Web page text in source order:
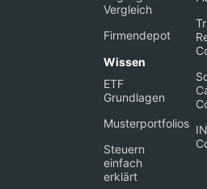
Vergleich
Firmendepot
Wissen
ETF
Grundlagen
Musterportfolios
Steuern
einfach
erklärt